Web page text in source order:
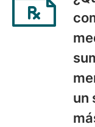
un